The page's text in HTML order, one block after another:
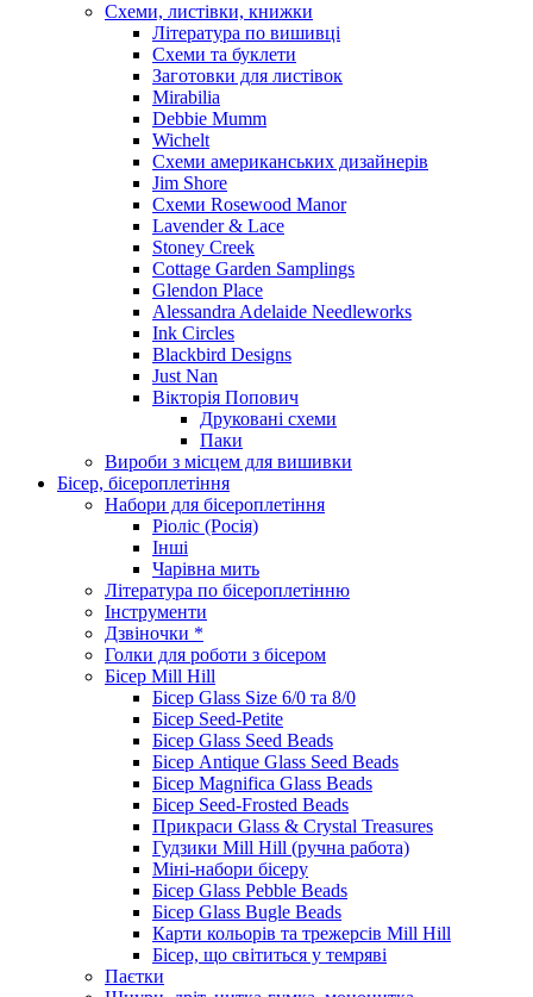
Схеми, листівки, книжки
Література по вишивці
Схеми та буклети
Заготовки для листівок
Mirabilia
Debbie Mumm
Wichelt
Схеми американських дизайнерів
Jim Shore
Cхеми Rosewood Manor
Lavender & Lace
Stoney Creek
Cottage Garden Samplings
Glendon Place
Alessandra Adelaide Needleworks
Ink Circles
Blackbird Designs
Just Nan
Вікторія Попович
Друковані схеми
Паки
Вироби з місцем для вишивки
Бісер, бісероплетіння
Набори для бісероплетіння
Ріоліс (Росія)
Інші
Чарівна мить
Література по бісероплетінню
Інструменти
Дзвіночки *
Голки для роботи з бісером
Бісер Mill Hill
Бісер Glass Size 6/0 та 8/0
Бісер Seed-Petite
Бісер Glass Seed Beads
Бісер Antique Glass Seed Beads
Бісер Magnifica Glass Beads
Бісер Seed-Frosted Beads
Прикраси Glass & Crystal Treasures
Гудзики Mill Hill (ручна работа)
Міні-набори бісеру
Бісер Glass Pebble Beads
Бісер Glass Bugle Beads
Карти кольорів та трежерсів Mill Hill
Бісер, що світиться у темряві
Паєтки